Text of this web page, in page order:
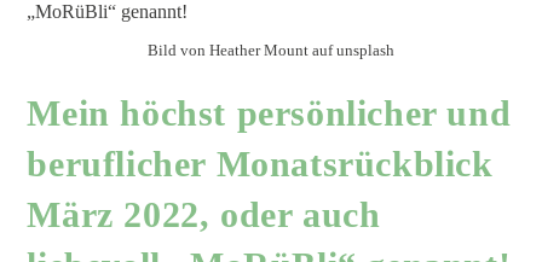
Bild von Heather Mount auf unsplash
Mein höchst persönlicher und
beruflicher Monatsrückblick
März 2022, oder auch